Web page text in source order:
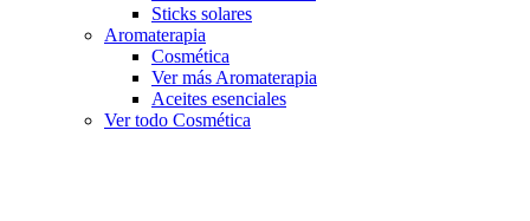
Sticks solares
Aromaterapia
Cosmética
Ver más Aromaterapia
Aceites esenciales
Ver todo Cosmética